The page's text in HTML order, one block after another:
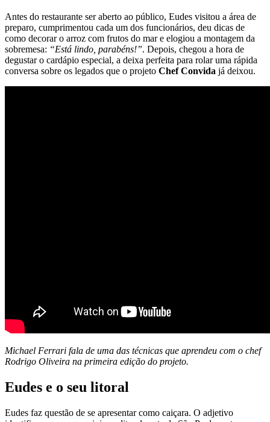
Antes do restaurante ser aberto ao público, Eudes visitou a área de
preparo, cumprimentou cada um dos funcionários, deu dicas de
como decorar o arroz com frutos do mar e elogiou a montagem da
sobremesa: “Está lindo, parabéns!”. Depois, chegou a hora de
degustar o cardápio especial, a deixa perfeita para rolar uma rápida
conversa sobre os legados que o projeto Chef Convida já deixou.
Michael Ferrari fala de uma das técnicas que aprendeu com o chef
Rodrigo Oliveira na primeira edição do projeto.
Eudes e o seu litoral
Eudes faz questão de se apresentar como caiçara. O adjetivo